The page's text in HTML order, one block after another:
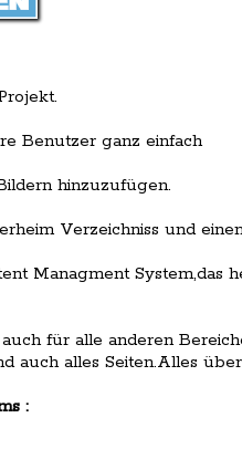
Benutzer ganz einfach
hinzuzufügen.
Verzeichniss und
Managment System,das
für alle anderen
auch alles Seiten.Alles
: